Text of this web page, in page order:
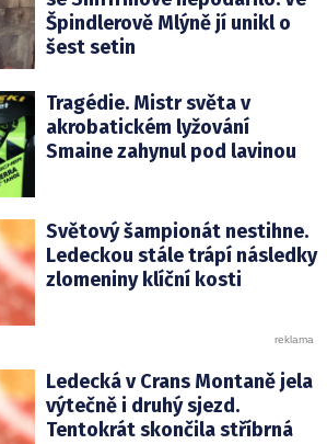
Špindlerově Mlýně jí unikl o
šest setin
Tragédie. Mistr světa v
akrobatickém lyžování
Smaine zahynul pod lavinou
Světový šampionát nestihne.
Ledeckou stále trápí následky
zlomeniny klíční kosti
Ledecká v Crans Montaně jela
výtečně i druhý sjezd.
Tentokrát skončila stříbrná